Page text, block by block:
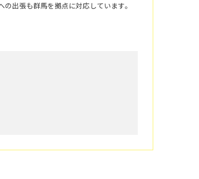
出張も群馬を拠点に対応しています。